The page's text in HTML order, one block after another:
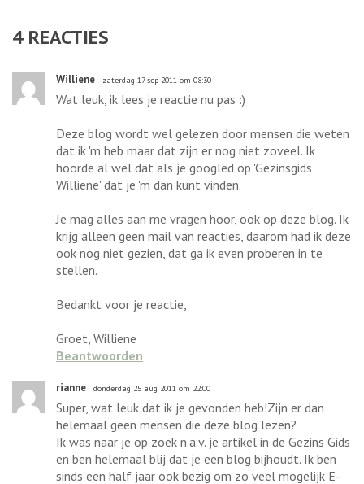
4 REACTIES
Williene zaterdag 17 sep 2011 om 08:30
Wat leuk, ik lees je reactie nu pas :)
Deze blog wordt wel gelezen door mensen die weten
dat ik 'm heb maar dat zijn er nog niet zoveel. Ik
hoorde al wel dat als je googled op 'Gezinsgids
Williene' dat je 'm dan kunt vinden.
Je mag alles aan me vragen hoor, ook op deze blog. Ik
krijg alleen geen mail van reacties, daarom had ik deze
ook nog niet gezien, dat ga ik even proberen in te
stellen.
Bedankt voor je reactie,
Groet, Williene
Beantwoorden
rianne donderdag 25 aug 2011 om 22:00
Super, wat leuk dat ik je gevonden heb!Zijn er dan
helemaal geen mensen die deze blog lezen?
Ik was naar je op zoek n.a.v. je artikel in de Gezins Gids
en ben helemaal blij dat je een blog bijhoudt. Ik ben
sinds een half jaar ook bezig om zo veel mogelijk E-